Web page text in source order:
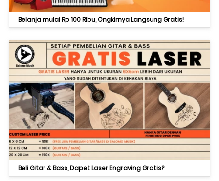
Belanja mulai Rp 100 Ribu, Ongkirnya Langsung Gratis!
Beli Gitar & Bass, Dapet Laser Engraving Gratis?